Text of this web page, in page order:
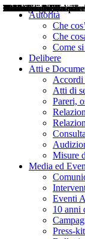
Autorità
Che
Che
Come
Delibere
Atti e
Accordi
Atti di
Pareri,
Misure
Media ed
Eventi
10 anni
Press-kit
Delibere
Pareri
Consultazioni
Audizioni
Atti di Segnalazione
Accordi e Protocolli
Relazioni annuali
Misure di regolazione
Notizie
Comunicati Stampa
Bollettini ART
Convegni ART
Interviste del
Articoli in primo
Interventi del
2004
2005
2010
2013
2014
2015
2016
2017
2018
2019
202
2020
2021
2022
2023
2024
2025
2026
Aereo
Marittimo
Terrestre